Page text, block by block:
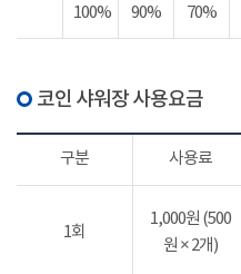
100% 90% 70%
코인 샤워장 사용요금
구분 사용료
1회
1,000원 (500
원 × 2개)